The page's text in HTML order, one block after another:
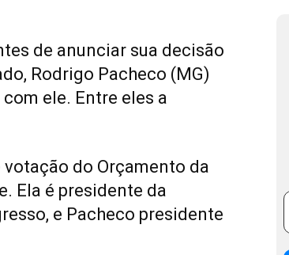
de anunciar sua decisão
Rodrigo Pacheco (MG)
ele. Entre eles a
do Orçamento da
Ela é presidente da
e Pacheco presidente